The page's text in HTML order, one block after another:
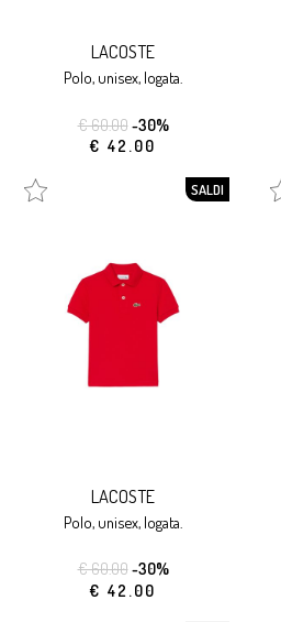
LACOSTE
polo, unisex, logata.
€ 60.00-30%
€ 42.00
SALDI
LACOSTE
polo, unisex, logata.
€ 60.00-30%
€ 42.00